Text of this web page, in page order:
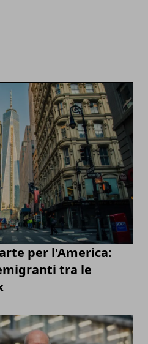
per l'America:
tra le